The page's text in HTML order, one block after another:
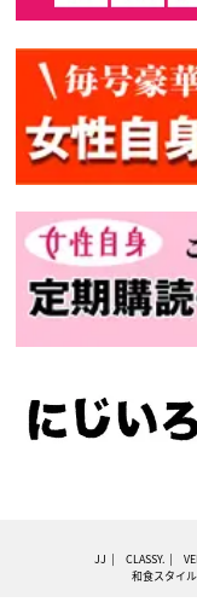
JJ CLASSY.
和食スタイル